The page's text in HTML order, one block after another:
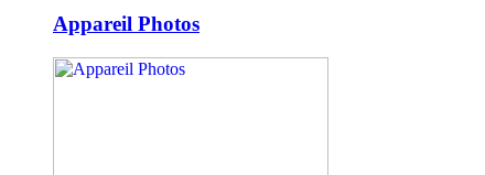
Appareil Photos